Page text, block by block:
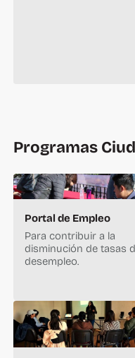
Programas
Portal de Empleo
Para contribuir a la
disminución de tasas
desempleo.